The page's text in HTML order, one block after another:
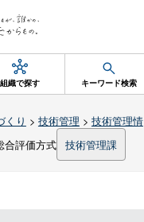
組織で探す キーワード検索
くり > 技術管理 > 技術管理情
合評価方式 技術管理課